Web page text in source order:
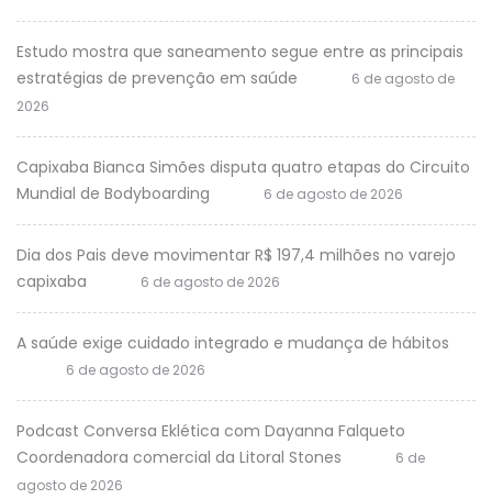
Estudo mostra que saneamento segue entre as principais
estratégias de prevenção em saúde
6 de agosto de
2026
Capixaba Bianca Simões disputa quatro etapas do Circuito
Mundial de Bodyboarding
6 de agosto de 2026
Dia dos Pais deve movimentar R$ 197,4 milhões no varejo
capixaba
6 de agosto de 2026
A saúde exige cuidado integrado e mudança de hábitos
6 de agosto de 2026
Podcast Conversa Eklética com Dayanna Falqueto
Coordenadora comercial da Litoral Stones
6 de
agosto de 2026